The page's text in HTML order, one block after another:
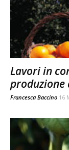
Lavori in
produzione
Francesca Baccino 16